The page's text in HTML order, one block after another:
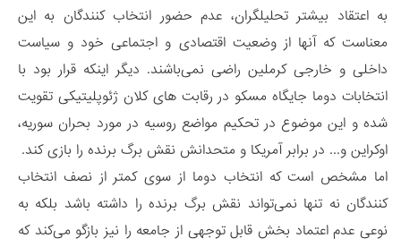
به اعتقاد بیشتر تحلیلگران، عدم حضور انتخاب کنندگان به این
معناست که آنها از وضعیت اقتصادی و اجتماعی خود و سیاست
داخلی و خارجی کرملین راضی نمی‌باشند. دیگر اینکه قرار بود با
انتخابات دوما جایگاه مسکو در رقابت های کلان ژئوپلیتیکی تقویت
شده و این موضوع در تحکیم مواضع روسیه در مورد بحران سوریه،
اوکراین و... در برابر آمریکا و متحدانش نقش برگ برنده را بازی کند.
اما مشخص است که انتخاب دوما از سوی کمتر از نصف انتخاب
کنندگان نه تنها نمی‌تواند نقش برگ برنده را داشته باشد بلکه به
نوعی عدم اعتماد بخش قابل توجهی از جامعه را نیز بازگو می‌کند که